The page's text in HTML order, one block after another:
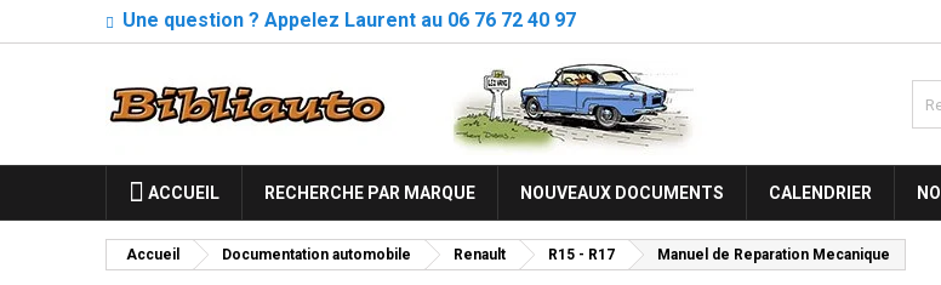
Une question ? Appelez Laurent au 06 76 72 40 97
ACCUEIL RECHERCHE PAR MARQUE NOUVEAUX DOCUMENTS CALENDRIER
Accueil Documentation automobile Renault R15 - R17 Manuel de Reparation Mecanique